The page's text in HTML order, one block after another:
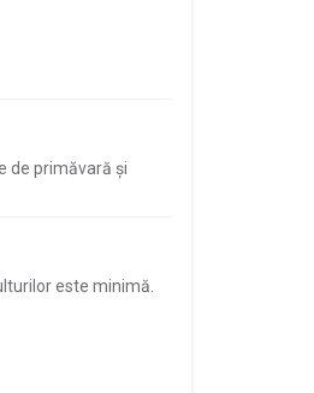
de primăvară și
este minimă.